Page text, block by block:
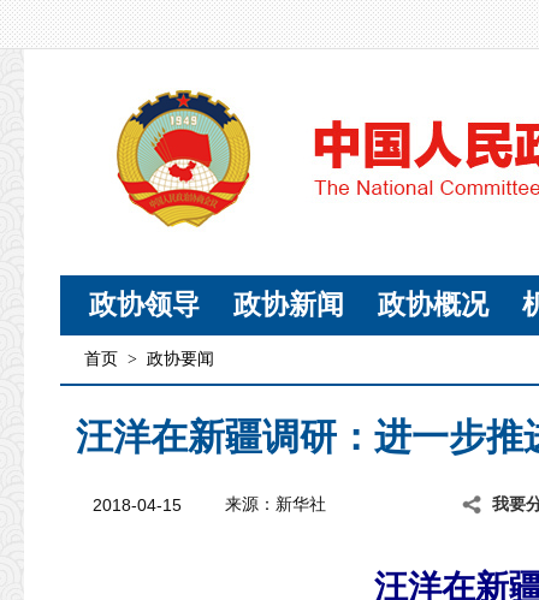
政协领导 政协新闻 政协概况
首页 > 政协要闻
汪洋在新疆调研：进一步
2018-04-15 来源：新华社 我要
汪洋在新